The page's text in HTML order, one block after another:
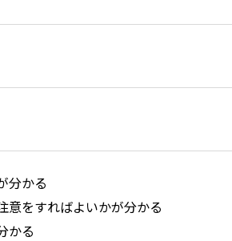
分かる
意をすればよいかが分かる
かる